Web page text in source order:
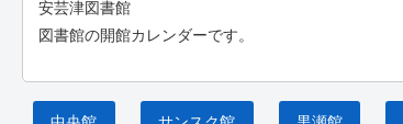
安芸津図書館
図書館の開館カレンダーです。